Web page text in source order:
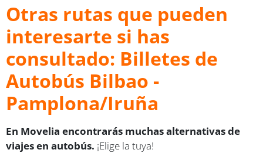
Otras rutas que pueden
interesarte si has
consultado: Billetes de
Autobús Bilbao -
Pamplona/Iruña
En Movelia encontrarás muchas alternativas de
viajes en autobús. ¡Elige la tuya!